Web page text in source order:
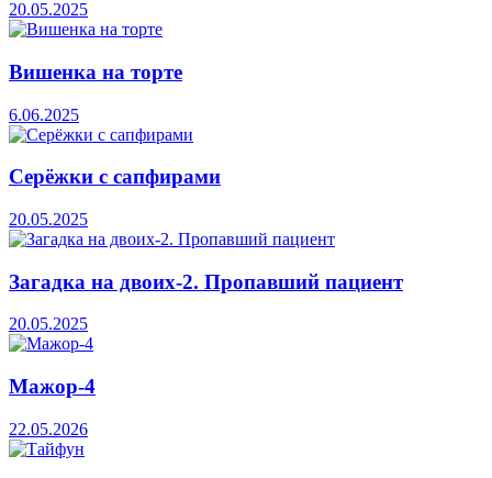
20.05.2025
Вишенка на торте
6.06.2025
Серёжки с сапфирами
20.05.2025
Загадка на двоих-2. Пропавший пациент
20.05.2025
Мажор-4
22.05.2026